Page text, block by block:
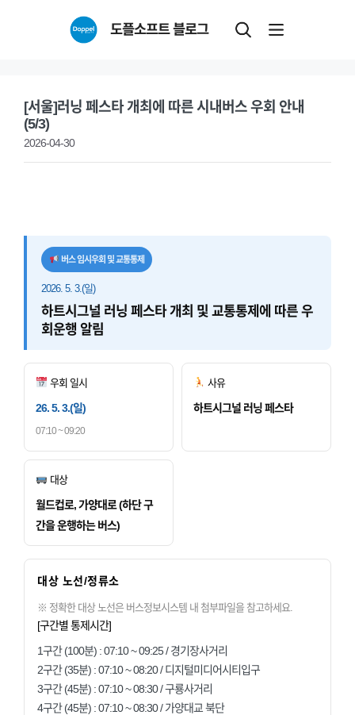
도플소프트 블로그
[서울]러닝 페스타 개최에 따른 시내버스 우회 안내
(5/3)
2026-04-30
버스 임시우회 및 교통통제
2026. 5. 3.(일)
하트시그널 러닝 페스타 개최 및 교통통제에 따른 우
회운행 알림
우회 일시
26. 5. 3.(일)
07:10 ~ 09:20
사유
하트시그널 러닝 페스타
대상
월드컵로, 가양대로 (하단 구
간을 운행하는 버스)
대상 노선/정류소
※ 정확한 대상 노선은 버스정보시스템 내 첨부파일을 참고하세요.
[구간별 통제시간]
1구간 (100분) : 07:10 ~ 09:25 / 경기장사거리
2구간 (35분) : 07:10 ~ 08:20 / 디지털미디어시티입구
3구간 (45분) : 07:10 ~ 08:30 / 구룡사거리
4구간 (45분) : 07:10 ~ 08:30 / 가양대교 북단